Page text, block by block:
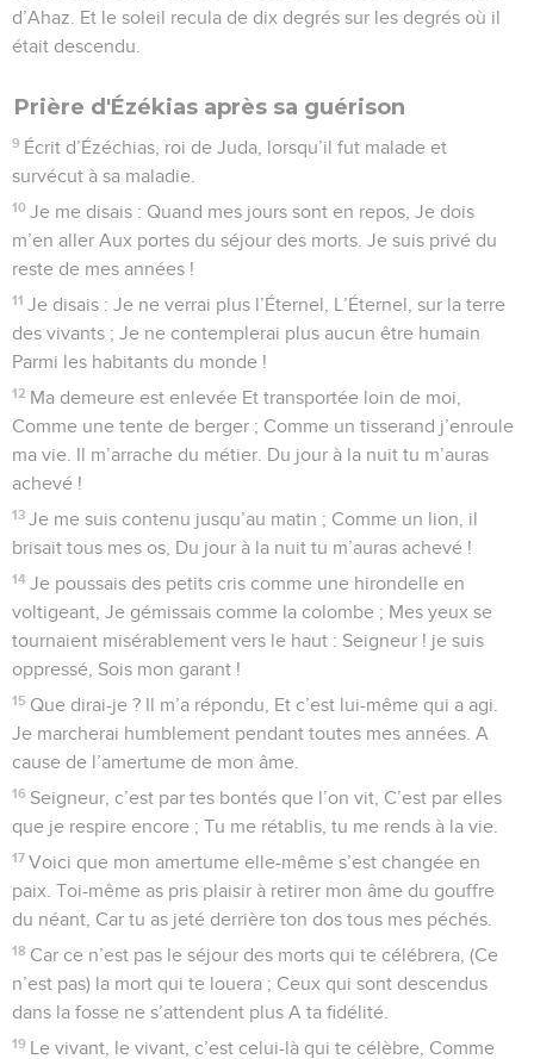
d’Ahaz. Et le soleil recula de dix degrés sur les degrés où il
était descendu.
Prière d'Ézékias après sa guérison
9 Écrit d’Ézéchias, roi de Juda, lorsqu’il fut malade et
survécut à sa maladie.
10 Je me disais : Quand mes jours sont en repos, Je dois
m’en aller Aux portes du séjour des morts. Je suis privé du
reste de mes années !
11 Je disais : Je ne verrai plus l’Éternel, L’Éternel, sur la terre
des vivants ; Je ne contemplerai plus aucun être humain
Parmi les habitants du monde !
12 Ma demeure est enlevée Et transportée loin de moi,
Comme une tente de berger ; Comme un tisserand j’enroule
ma vie. Il m’arrache du métier. Du jour à la nuit tu m’auras
achevé !
13 Je me suis contenu jusqu’au matin ; Comme un lion, il
brisait tous mes os, Du jour à la nuit tu m’auras achevé !
14 Je poussais des petits cris comme une hirondelle en
voltigeant, Je gémissais comme la colombe ; Mes yeux se
tournaient misérablement vers le haut : Seigneur ! je suis
oppressé, Sois mon garant !
15 Que dirai-je ? Il m’a répondu, Et c’est lui-même qui a agi.
Je marcherai humblement pendant toutes mes années. A
cause de l’amertume de mon âme.
16 Seigneur, c’est par tes bontés que l’on vit, C’est par elles
que je respire encore ; Tu me rétablis, tu me rends à la vie.
17 Voici que mon amertume elle-même s’est changée en
paix. Toi-même as pris plaisir à retirer mon âme du gouffre
du néant, Car tu as jeté derrière ton dos tous mes péchés.
18 Car ce n’est pas le séjour des morts qui te célébrera, (Ce
n’est pas) la mort qui te louera ; Ceux qui sont descendus
dans la fosse ne s’attendent plus A ta fidélité.
19 Le vivant, le vivant, c’est celui-là qui te célèbre, Comme